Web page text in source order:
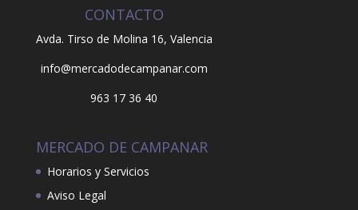
CONTACTO
Avda. Tirso de Molina 16, Valencia
info@mercadodecampanar.com
963 17 36 40
MERCADO DE CAMPANAR
Horarios y Servicios
Aviso Legal